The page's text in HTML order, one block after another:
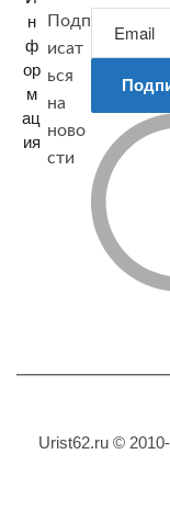
н
ф
ор
м
ац
ия
Подп
исат
ься
на
ново
сти
Urist62.ru ©